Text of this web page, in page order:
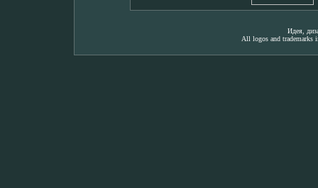
Идея,
All logos and trademarks